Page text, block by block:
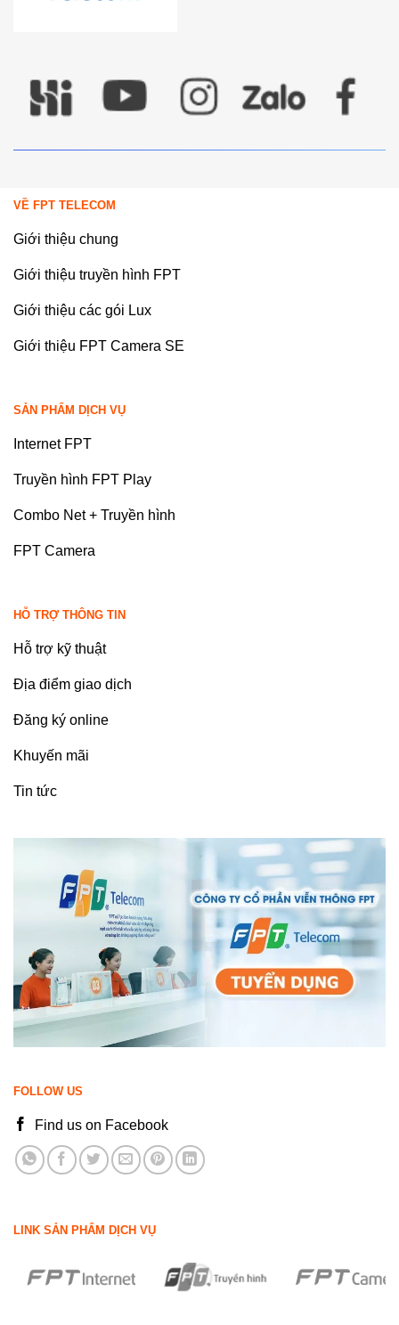
VỀ FPT TELECOM
Giới thiệu chung
Giới thiệu truyền hình FPT
Giới thiệu các gói Lux
Giới thiệu FPT Camera SE
SẢN PHẨM DỊCH VỤ
Internet FPT
Truyền hình FPT Play
Combo Net + Truyền hình
FPT Camera
HỖ TRỢ THÔNG TIN
Hỗ trợ kỹ thuật
Địa điểm giao dịch
Đăng ký online
Khuyến mãi
Tin tức
FOLLOW US
Find us on Facebook
LINK SẢN PHẨM DỊCH VỤ